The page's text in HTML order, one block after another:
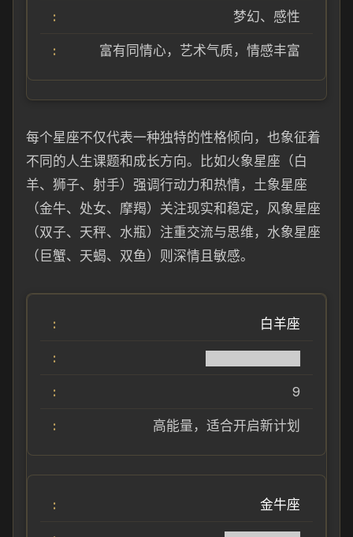
梦幻、感性
富有同情心，艺术气质，情感丰富
每个星座不仅代表一种独特的性格倾向，也象征着
不同的人生课题和成长方向。比如火象星座（白
羊、狮子、射手）强调行动力和热情，土象星座
（金牛、处女、摩羯）关注现实和稳定，风象星座
（双子、天秤、水瓶）注重交流与思维，水象星座
（巨蟹、天蝎、双鱼）则深情且敏感。
白羊座
9
高能量，适合开启新计划
金牛座